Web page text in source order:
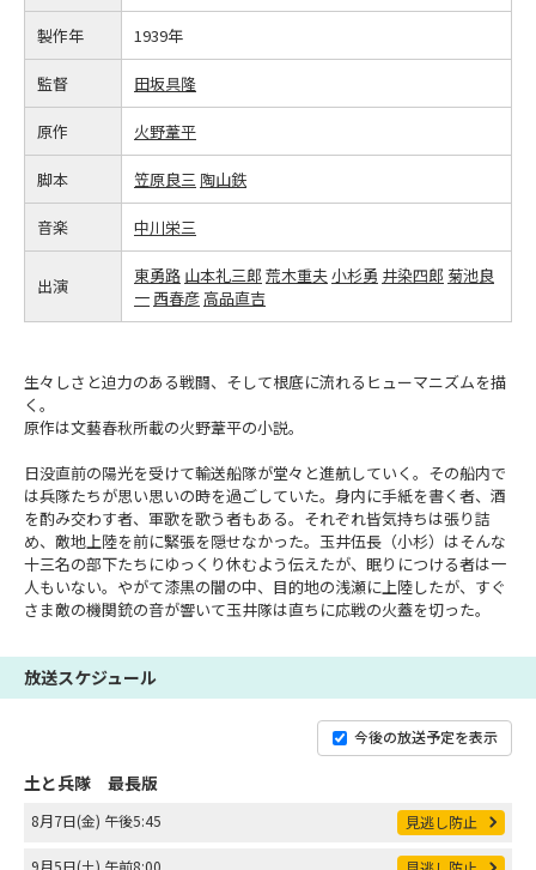
製作年 1939年
監督 田坂具隆
原作 火野葦平
脚本 笠原良三 陶山鉄
音楽 中川栄三
出演 東勇路 山本礼三郎 荒木重夫小杉勇 井染四郎 菊池良
一 西春彦 高品直吉
生々しさと迫力のある戦闘、そして根底に流れるヒューマニズムを描
く。
原作は文藝春秋所載の火野葦平の小説。
日没直前の陽光を受けて輸送船隊が堂々と進航していく。その船内で
は兵隊たちが思い思いの時を過ごしていた。身内に手紙を書く者、酒
を酌み交わす者、軍歌を歌う者もある。それぞれ皆気持ちは張り詰
め、敵地上陸を前に緊張を隠せなかった。玉井伍長（小杉）はそんな
十三名の部下たちにゆっくり休むよう伝えたが、眠りにつける者は一
人もいない。やがて漆黒の闇の中、目的地の浅瀬に上陸したが、すぐ
さま敵の機関銃の音が響いて玉井隊は直ちに応戦の火蓋を切った。
放送スケジュール
今後の放送予定を表示
土と兵隊 最長版
8月7日(金) 午後5:45 見逃し防止
9月5日(土) 午前8:00